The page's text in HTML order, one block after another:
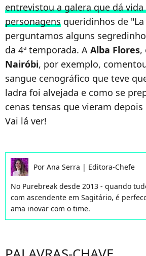
entrevistou a galera que dá vida
personagens queridinhos de "La
perguntamos alguns
da 4ª temporada. A Alba Flores,
Nairóbi, por exemplo,
sangue cenográfico que teve
ladra foi alvejada e como se
cenas tensas que vieram
Vai lá ver!
Por Ana Serra | Editora-Chefe
No Purebreak desde 2013 - quando
com ascendente em Sagitário, é
ama inovar com o time.